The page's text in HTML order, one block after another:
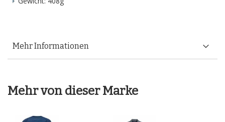
Mehr Informationen
Mehr von dieser Marke